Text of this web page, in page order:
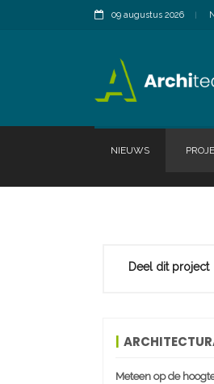
09 augustus 2026
NIEUWS
Deel dit project
Meteen op de